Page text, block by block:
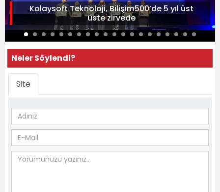
Kolaysoft Teknoloji, Bilişim500’de 5 yıl üst
üste zirvede
Neler Söylendi?
Site